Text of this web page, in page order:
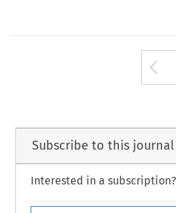
Subscribe to this journal
Interested in a subscription?